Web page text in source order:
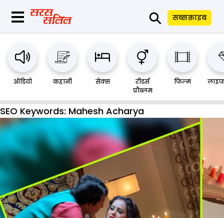
⚲ सब्सक्राइब
ऑडियो कहानी सेक्स
रीडर्स
प्रौब्लम
फिल्म
SEO Keywords: Mahesh Acharya